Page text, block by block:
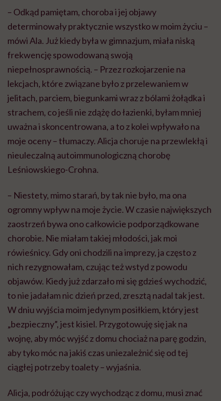
– Odkąd pamiętam, choroba i jej objawy
determinowały praktycznie wszystko w moim życiu –
mówi Ala. Już kiedy była w gimnazjum, miała niską
frekwencję spowodowaną swoją
niepełnosprawnością. – Przez rozkojarzenie na
lekcjach, które związane było z przelewaniem w
jelitach, parciem, biegunkami wraz z bólami żołądka i
strachem, co jeśli nie zdążę do łazienki, byłam mniej
uważna i skoncentrowana, a to z kolei wpływało na
moje oceny – tłumaczy. Alicja choruje na przewlekłą i
nieuleczalną autoimmunologiczną chorobę
Leśniowskiego-Crohna.
– Niestety, mimo starań, by tak nie było, ma ona
ogromny wpływ na moje życie. W czasie największych
zaostrzeń bywa ono całkowicie podporządkowane
chorobie. Nie miałam takiej młodości, jak moi
rówieśnicy. Gdy oni chodzili na imprezy, ja często z
nich rezygnowałam, czując też wstyd z powodu
objawów. Kiedy już zdarzało mi się gdzieś wychodzić,
to nie jadałam nic dzień przed, zresztą nadal tak jest.
W dniu wyjścia moim jedynym posiłkiem, który jest
„bezpieczny”, jest kisiel. Przygotowuję się jak na
wojnę, aby móc wyjść z domu chociaż na parę godzin,
aby tyko móc na jakiś czas uniezależnić się od tej
ciągłej potrzeby toalety – wyjaśnia.
Alicja, podróżując czy wychodząc z domu, musi znać